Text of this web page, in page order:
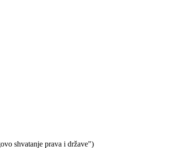
shvatanje prava i države")